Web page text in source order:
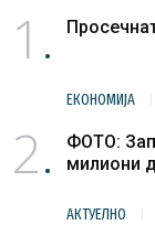
1
ЕКОНОМИЈА
2
ФОТО:
милиони
АКТУЕЛНО